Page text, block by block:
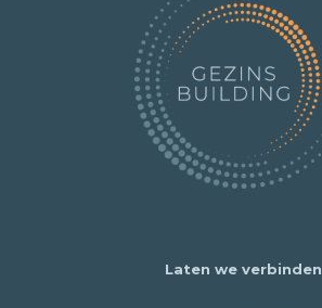
Laten we verbinden